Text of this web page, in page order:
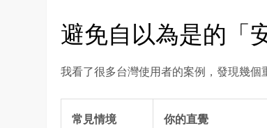
避免自以為是的「
我看了很多台灣使用者的案例，發現幾
常見情境 你的直覺